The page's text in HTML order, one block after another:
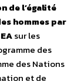
de l’égalité
hommes par
sur les
des
des Nations
et de